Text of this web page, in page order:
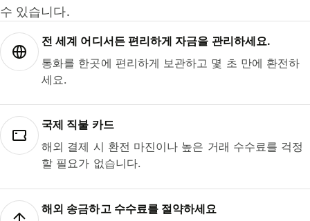
수 있습니다.
전 세계 어디서든 편리하게 자금을 관리하세요.
통화를 한곳에 편리하게 보관하고 몇 초 만에 환전하
세요.
국제 직불 카드
해외 결제 시 환전 마진이나 높은 거래 수수료를 걱정
할 필요가 없습니다.
해외 송금하고 수수료를 절약하세요